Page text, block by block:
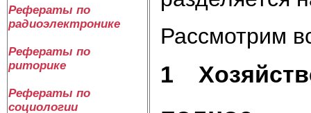
Рефераты по
радиоэлектронике
Рефераты по
риторике
Рефераты по
социологии
Рассмотрим
1